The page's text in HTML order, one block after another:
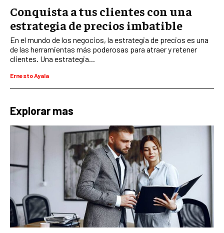
CONTABILIDAD EMPRESARIAL
ECONOMÍA EMPRESARIAL
INTERNACIONAL
NEGOCIOS INTERNACIONALES
COMERCIO INTERNACIONAL
IMPORTACIÓN Y EXPORTACIÓN
ALIANZAS ESTRATÉGICAS
TECNOLOGIA
SOSTENIBILIDAD Y MEDIO AMBIENTE
GESTIÓN DE LA INNOVACIÓN TECNOLÓGICA
TRANSFORMACIÓN DIGITAL
ANALÍTICA EMPRESARIAL Y BUSINESS
Conquista a tus clientes con una
estrategia de precios imbatible
En el mundo de los negocios, la estrategia de precios es una
de las herramientas más poderosas para atraer y retener
clientes. Una estrategia...
Ernesto Ayala
Explorar mas